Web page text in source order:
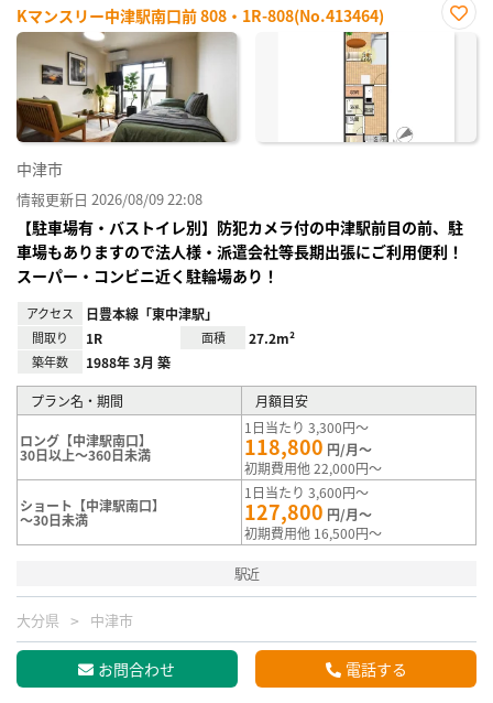
Kマンスリー中津駅南口前 808・1R-808(No.413464)
お気
中津市
情報更新日 2026/08/09 22:08
【駐車場有・バストイレ別】防犯カメラ付の中津駅前目の前、駐
車場もありますので法人様・派遣会社等長期出張にご利用便利！
スーパー・コンビニ近く駐輪場あり！
アクセス 日豊本線「東中津駅」
間取り 1R 面積 27.2m²
築年数 1988年 3月 築
プラン名・期間 月額目安
ロング【中津駅南口】
30日以上～360日未満
1日当たり 3,300円～
118,800 円/月～
初期費用他 22,000円～
ショート【中津駅南口】
～30日未満
1日当たり 3,600円～
127,800 円/月～
初期費用他 16,500円～
駅近
大分県 中津市
お問合わせ 電話する